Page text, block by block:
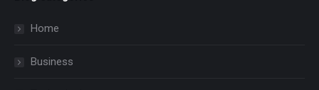
Home
Business